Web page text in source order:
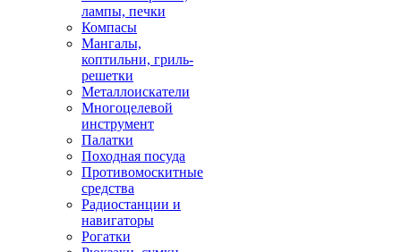
лампы, печки
Компасы
Мангалы,
коптильни, гриль-
решетки
Металлоискатели
Многоцелевой
инструмент
Палатки
Походная посуда
Противомоскитные
средства
Радиостанции и
навигаторы
Рогатки